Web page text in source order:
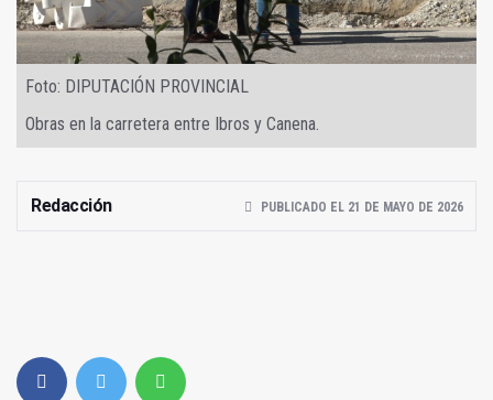
Foto: DIPUTACIÓN PROVINCIAL
Obras en la carretera entre Ibros y Canena.
Redacción PUBLICADO EL 21 DE MAYO DE 2026